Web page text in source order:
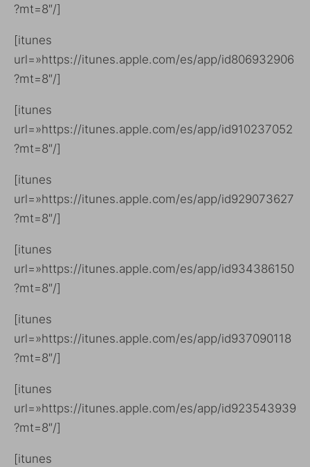
?mt=8″/]
[itunes
url=»https://itunes.apple.com/es/app/id806932906
?mt=8″/]
[itunes
url=»https://itunes.apple.com/es/app/id910237052
?mt=8″/]
[itunes
url=»https://itunes.apple.com/es/app/id929073627
?mt=8″/]
[itunes
url=»https://itunes.apple.com/es/app/id934386150
?mt=8″/]
[itunes
url=»https://itunes.apple.com/es/app/id937090118
?mt=8″/]
[itunes
url=»https://itunes.apple.com/es/app/id923543939
?mt=8″/]
[itunes